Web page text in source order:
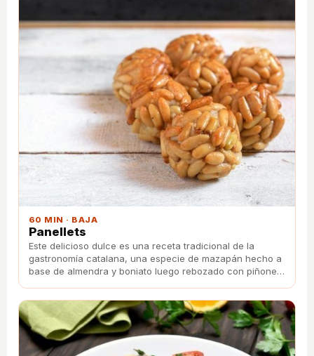
60 MIN · BAJA
Panellets
Este delicioso dulce es una receta tradicional de la
gastronomía catalana, una especie de mazapán hecho a
base de almendra y boniato luego rebozado con piñones.